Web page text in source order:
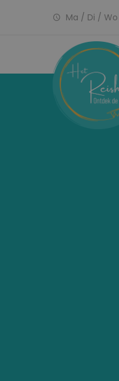
Ma / Di /